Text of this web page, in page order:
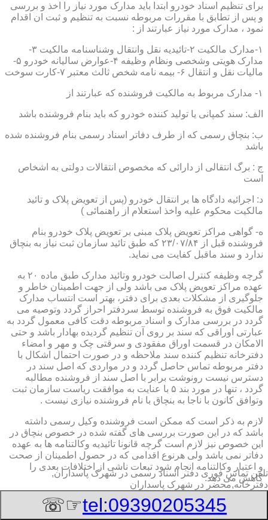
برای تنظیم اسناد خودرو ابتدا باید مدارک مورد نیاز را اخذ و بررسی
و پس از تطابق با مقررات مربوطه نسبت به تنظیم و ثبت ان اقدام
نمود ، مدارک مورد نیاز عبارتند از :
۱-مدارک مالکیت ۲-تائیدیه نقل وانتقال وشناسنامه مالکیت ۳-
مدارک هویتی وشخصی ونظام وظیفه ۴-عوارض سالیانه خودرو ۵-
مالیات نقل و انتقال ۶- بیمه نامه شخص ثالث معتبر ۷-کارت سوخت
۱- مدارک مربوط به مالکیت فروشنده که عبارتند از
الف: سند کمپانی یا تولید کننده خودرو که باید بنام فروشنده باشد
ب: بنچاق رسمی که از طرف دفاتر اسناد رسمی بنام فروشنده شده
باشد
ج : برگ انتقالی از دارائی که مخصوص انتقالات دولتی به اشخاص
است
د: اجرائیه دادگاه ها بر انتقال خودرو (پس از تعویض پلاک و تائید
مالکیت محکوم علیه واخذ استعلام از راهنمائی )
ه- گواهی مراکز تعویض پلاک مبنی بر تعویض پلاک خودرو بنام
فروشنده قبل از ۲۳/۰۷/۸۴ که طبق تائید سازمان ثبت نیاز به بنچاق
ندارد و سند ماقبل کفایت می نماید.
گرچه وظیفه کنترل اصالت خودرو وتائید مدارک طبق ماده ۲۰ به
عهده مراکز تعویض پلاک می باشد ولی از جهت اطمینان خاطر و
جلوگیری از مشکلات بعدی برای دفتر، بهتر است انتساب مدارک
مالکیت فوق به فروشنده توسط سردفتر احراز گردد وتوصیه می
گردد در بررسی مدارک و اسناد مربوطه دقت کافی معمول گردد به
عبارتی اوراقی که سند بر روی آن تنظیم گردیده بهادار باشد و حتی
الامکان در قسمت اوراق مفقودی و سرقتی چک و مهر و امضاء
دفترخانه تنظیم کننده سند ملاحظه و در صورت احتمال اشکال با
دفتر مربوطه تماس حاصل گردد و در مواردی که اصل سند در
دسترس نیست رونوشت برابر با اصل سند از فروشنده مطالبه
گردد ، تنها در مورد بند ۵ با عنایت به موافقت ریاست سازمان ثبت
وتوافق کانون با ناجا به بنچاق با نام فروشنده نیازی نیست .
لازم به ذکر است که ممکن است فروشنده وکیل رسمی داشته
باشد که در این صورت بررسی های گفته شده در خصوص بنچاق در
این خصوص نیز لازم است گرچه قانونا تائیدیه وکالتنامه ها به عهده
دفاتر نمی باشد ولی هرنوع اقدامی که در حصول اطمینان از صحت
و اعتبار وکالتنامه انجام شود تبعات ناشی از اختلافات بعدی را
کاهش می دهد.
تلفن تماس فوریدفتر اسناد رسمی در شهرک پاسداران,
دفترخانه,محضر در شهرک پاسداران
tel:09390205345
☞☏